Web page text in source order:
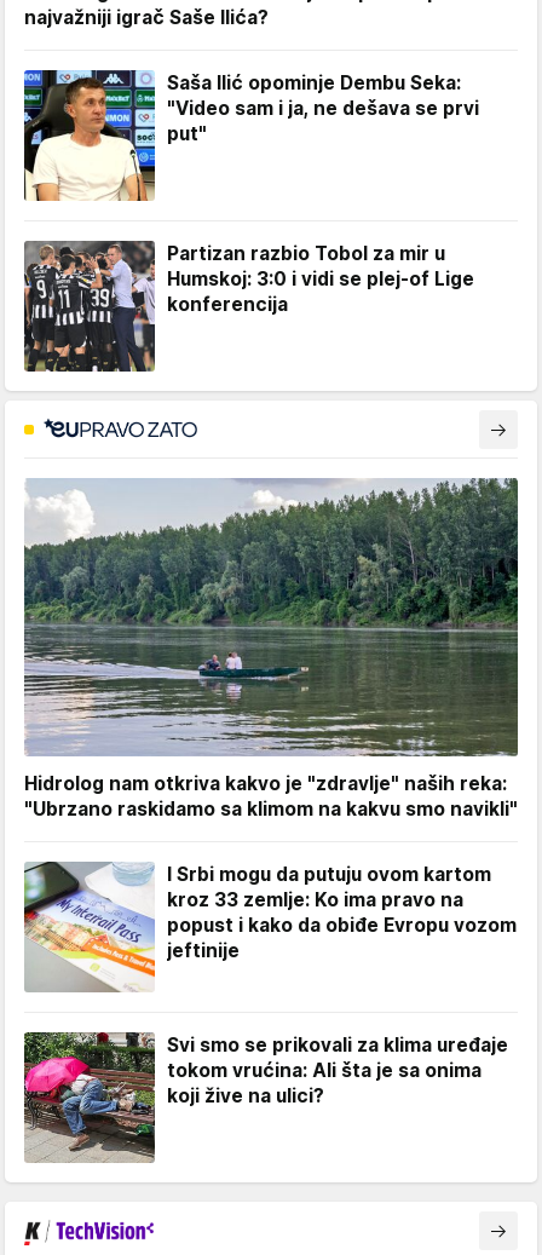
najvažniji igrač Saše Ilića?
Saša Ilić opominje Dembu Seka:
"Video sam i ja, ne dešava se prvi
put"
Partizan razbio Tobol za mir u
Humskoj: 3:0 i vidi se plej-of Lige
konferencija
Hidrolog nam otkriva kakvo je "zdravlje" naših reka:
"Ubrzano raskidamo sa klimom na kakvu smo navikli"
I Srbi mogu da putuju ovom kartom
kroz 33 zemlje: Ko ima pravo na
popust i kako da obiđe Evropu vozom
jeftinije
Svi smo se prikovali za klima uređaje
tokom vrućina: Ali šta je sa onima
koji žive na ulici?